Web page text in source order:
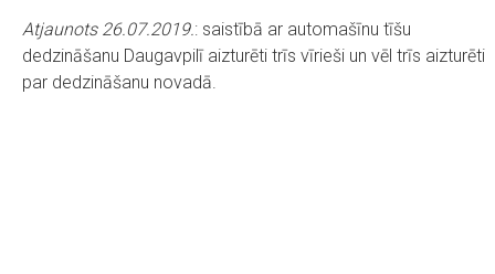
Atjaunots 26.07.2019.: saistībā ar automašīnu tīšu
dedzināšanu Daugavpilī aizturēti trīs vīrieši un vēl trīs aizturēti
par dedzināšanu novadā.